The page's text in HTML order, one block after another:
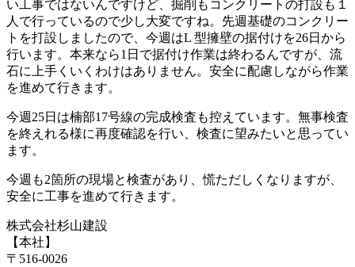
い工事ではないんですけど、掘削もコンクリートの打設も１
人で行っているので少し大変ですね。先週基礎のコンクリー
トを打設しましたので、今週はL 型擁壁の据付けを26日から
行います。本来なら1日で据付け作業は終わるんですが、流
石に上手くいくわけはありません。安全に配慮しながら作業
を進めて行きます。
今週25日は楠部17号線の完成検査も控えています。無事検査
を終えれる様に再度確認を行い、検査に望みたいと思ってい
ます。
今週も2箇所の現場と検査があり、慌ただしくなりますが、
安全に工事を進めて行きます。
株式会社杉山建設
【本社】
〒516-0026